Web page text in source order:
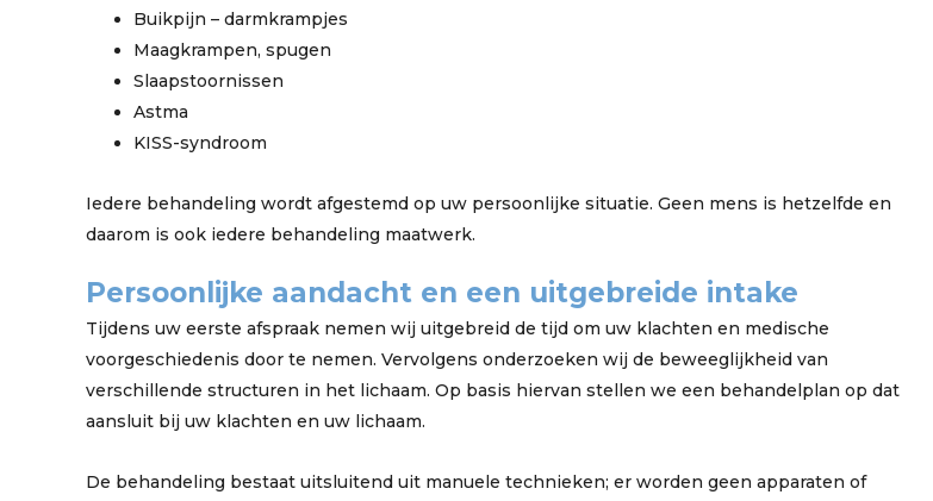
Buikpijn – darmkrampjes
Maagkrampen, spugen
Slaapstoornissen
Astma
KISS-syndroom
Iedere behandeling wordt afgestemd op uw persoonlijke situatie. Geen mens is hetzelfde en
daarom is ook iedere behandeling maatwerk.
Persoonlijke aandacht en een uitgebreide intake
Tijdens uw eerste afspraak nemen wij uitgebreid de tijd om uw klachten en medische
voorgeschiedenis door te nemen. Vervolgens onderzoeken wij de beweeglijkheid van
verschillende structuren in het lichaam. Op basis hiervan stellen we een behandelplan op dat
aansluit bij uw klachten en uw lichaam.
De behandeling bestaat uitsluitend uit manuele technieken; er worden geen apparaten of